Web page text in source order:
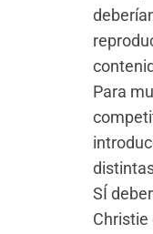
Para
SÍ
Christie